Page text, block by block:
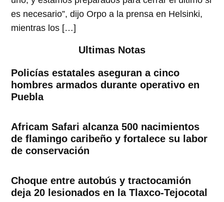
es necesario”, dijo Orpo a la prensa en Helsinki,
mientras los […]
Ultimas Notas
Policías estatales aseguran a cinco
hombres armados durante operativo en
Puebla
Africam Safari alcanza 500 nacimientos
de flamingo caribeño y fortalece su labor
de conservación
Choque entre autobús y tractocamión
deja 20 lesionados en la Tlaxco-Tejocotal